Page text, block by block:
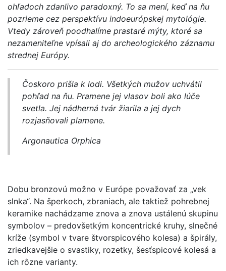
ohľadoch zdanlivo paradoxný. To sa mení, keď na ňu
pozrieme cez perspektívu indoeurópskej mytológie.
Vtedy zároveň poodhalíme prastaré mýty, ktoré sa
nezameniteľne vpísali aj do archeologického záznamu
strednej Európy.
Čoskoro prišla k lodi. Všetkých mužov uchvátil
pohľad na ňu. Pramene jej vlasov boli ako lúče
svetla. Jej nádherná tvár žiarila a jej dych
rozjasňovali plamene.
Argonautica Orphica
Dobu bronzovú možno v Európe považovať za „vek
slnka“. Na šperkoch, zbraniach, ale taktiež pohrebnej
keramike nachádzame znova a znova ustálenú skupinu
symbolov – predovšetkým koncentrické kruhy, slnečné
kríže (symbol v tvare štvorspicového kolesa) a špirály,
zriedkavejšie o svastiky, rozetky, šesťspicové kolesá a
ich rôzne varianty.